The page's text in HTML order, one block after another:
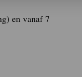
en vanaf 7